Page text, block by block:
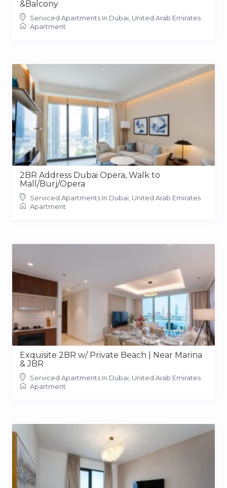
&Balcony
Serviced Apartments In Dubai, United Arab Emirates
Apartment
2BR Address Dubai Opera, Walk to
Mall/Burj/Opera
Serviced Apartments In Dubai, United Arab Emirates
Apartment
Exquisite 2BR w/ Private Beach | Near Marina
& JBR
Serviced Apartments In Dubai, United Arab Emirates
Apartment